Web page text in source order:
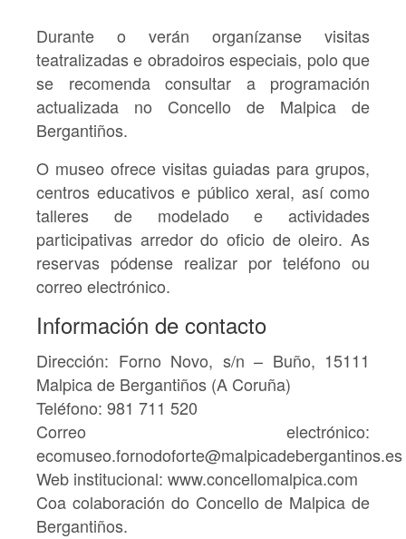
Durante o verán organízanse visitas
teatralizadas e obradoiros especiais, polo que
se recomenda consultar a programación
actualizada no Concello de Malpica de
Bergantiños.
O museo ofrece visitas guiadas para grupos,
centros educativos e público xeral, así como
talleres de modelado e actividades
participativas arredor do oficio de oleiro. As
reservas pódense realizar por teléfono ou
correo electrónico.
Información de contacto
Dirección: Forno Novo, s/n – Buño, 15111
Malpica de Bergantiños (A Coruña)
Teléfono: 981 711 520
Correo electrónico:
ecomuseo.fornodoforte@malpicadebergantinos.es
Web institucional: www.concellomalpica.com
Coa colaboración do Concello de Malpica de
Bergantiños.